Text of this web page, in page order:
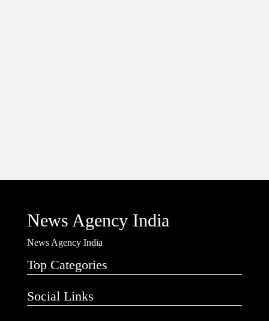
News Agency India
News Agency India
Top Categories
Social Links